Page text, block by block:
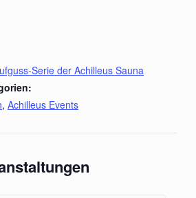
Serie der Achilleus Sauna
, Achilleus Events